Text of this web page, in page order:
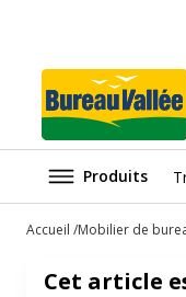
Produits
Accueil Mobilier de
Cet article